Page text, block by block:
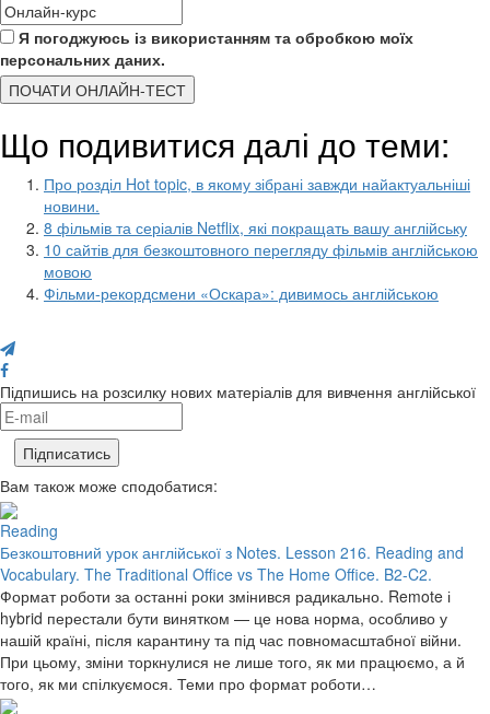
Я погоджуюсь із використанням та обробкою моїх
персональних даних.
ПОЧАТИ ОНЛАЙН-ТЕСТ
Що подивитися далі до теми:
Про розділ Hot topic, в якому зібрані завжди найактуальніші
новини.
8 фільмів та серіалів Netflix, які покращать вашу англійську
10 сайтів для безкоштовного перегляду фільмів англійською
мовою
Фільми-рекордсмени «Оскара»: дивимось англійською
Підпишись на розсилку нових матеріалів для вивчення англійської
Вам також може сподобатися:
Reading
Безкоштовний урок англійської з Notes. Lesson 216. Reading and
Vocabulary. The Traditional Office vs The Home Office. B2-C2.
Формат роботи за останні роки змінився радикально. Remote і
hybrid перестали бути винятком — це нова норма, особливо у
нашій країні, після карантину та під час повномасштабної війни.
При цьому, зміни торкнулися не лише того, як ми працюємо, а й
того, як ми спілкуємося. Теми про формат роботи…